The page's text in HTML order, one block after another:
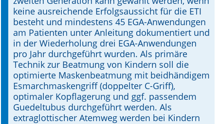
keine ausreichende Erfolgsaussicht für die ETI
besteht und mindestens 45 EGA-Anwendungen
am Patienten unter Anleitung dokumentiert und
in der Wiederholung drei EGA-Anwendungen
pro Jahr durchgeführt wurden. Als primäre
Technik zur Beatmung von Kindern soll die
optimierte Maskenbeatmung mit beidhändigem
Esmarchmaskengriff (doppelter C-Griff),
optimaler Kopflagerung und ggf. passendem
Guedeltubus durchgeführt werden. Als
extraglottischer Atemweg werden bei Kindern